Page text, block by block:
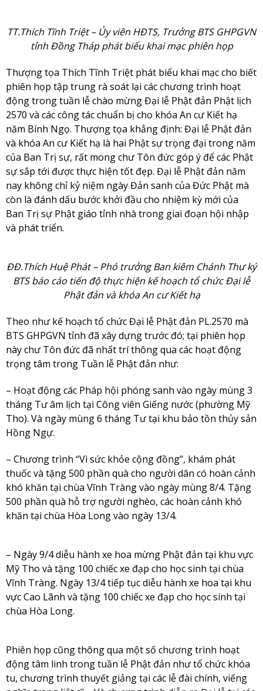
TT.Thích Tĩnh Triệt – Ủy viên HĐTS, Trưởng BTS GHPGVN
tỉnh Đồng Tháp phát biểu khai mạc phiên họp
Thượng tọa Thích Tĩnh Triệt phát biểu khai mạc cho biết
phiên họp tập trung rà soát lại các chương trình hoạt
động trong tuần lễ chào mừng Đại lễ Phật đản Phật lịch
2570 và các công tác chuẩn bị cho khóa An cư Kiết hạ
năm Bính Ngọ. Thượng tọa khẳng định: Đại lễ Phật đản
và khóa An cư Kiết hạ là hai Phật sự trọng đại trong năm
của Ban Trị sự, rất mong chư Tôn đức góp ý để các Phật
sự sắp tới được thực hiện tốt đẹp. Đại lễ Phật đản năm
nay không chỉ kỷ niệm ngày Đản sanh của Đức Phật mà
còn là đánh dấu bước khởi đầu cho nhiệm kỳ mới của
Ban Trị sự Phật giáo tỉnh nhà trong giai đoạn hội nhập
và phát triển.
ĐĐ.Thích Huệ Phát – Phó trưởng Ban kiêm Chánh Thư ký
BTS báo cáo tiến độ thực hiện kế hoạch tổ chức Đại lễ
Phật đản và khóa An cư Kiết hạ
Theo như kế hoạch tổ chức Đại lễ Phật đản PL.2570 mà
BTS GHPGVN tỉnh đã xây dựng trước đó; tại phiên họp
này chư Tôn đức đã nhất trí thông qua các hoạt động
trọng tâm trong Tuần lễ Phật đản như:
– Hoạt động các Pháp hội phóng sanh vào ngày mùng 3
tháng Tư âm lịch tại Công viên Giếng nước (phường Mỹ
Tho). Và ngày mùng 6 tháng Tư tại khu bảo tồn thủy sản
Hồng Ngự.
– Chương trình “Vì sức khỏe cộng đồng”, khám phát
thuốc và tặng 500 phần quà cho người dân có hoàn cảnh
khó khăn tại chùa Vĩnh Tràng vào ngày mùng 8/4. Tặng
500 phần quà hỗ trợ người nghèo, các hoàn cảnh khó
khăn tại chùa Hòa Long vào ngày 13/4.
– Ngày 9/4 diễu hành xe hoa mừng Phật đản tại khu vực
Mỹ Tho và tặng 100 chiếc xe đạp cho học sinh tại chùa
Vĩnh Tràng. Ngày 13/4 tiếp tục diễu hành xe hoa tại khu
vực Cao Lãnh và tặng 100 chiếc xe đạp cho học sinh tại
chùa Hòa Long.
Phiên họp cũng thông qua một số chương trình hoạt
động tâm linh trong tuần lễ Phật đản như tổ chức khóa
tu, chương trình thuyết giảng tại các lễ đài chính, viếng